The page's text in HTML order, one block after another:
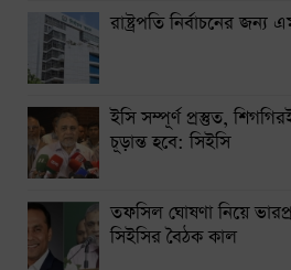
সিলেটে দুই বাসের সংঘর্ষে নিহত ৯
রাষ্ট্রপতি নির্বাচনের
ইসি সম্পূর্ণ প্রস্তুত,
চূড়ান্ত হবে: সিইসি
তফসিল ঘোষণা নিয়ে
সিইসির বৈঠক কাল